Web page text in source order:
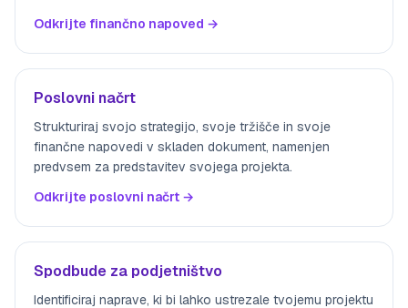
Odkrijte finančno napoved →
Poslovni načrt
Strukturiraj svojo strategijo, svoje tržišče in svoje
finančne napovedi v skladen dokument, namenjen
predvsem za predstavitev svojega projekta.
Odkrijte poslovni načrt →
Spodbude za podjetništvo
Identificiraj naprave, ki bi lahko ustrezale tvojemu projektu